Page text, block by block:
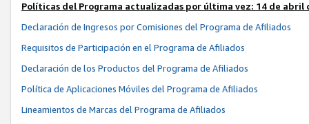
Políticas del Programa actualizadas por última vez: 14 de abril
Declaración de Ingresos por Comisiones del Programa de Afiliados
Requisitos de Participación en el Programa de Afiliados
Declaración de los Productos del Programa de Afiliados
Política de Aplicaciones Móviles del Programa de Afiliados
Lineamientos de Marcas del Programa de Afiliados